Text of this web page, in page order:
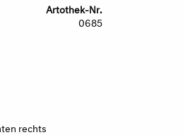
Artothek-Nr.
0685
rechts